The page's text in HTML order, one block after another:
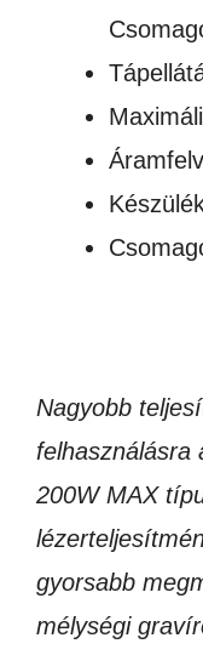
Nagyobb
felhasználásra
200W MAX
gyorsabb
mélységi